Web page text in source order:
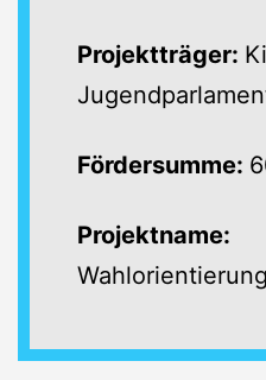
Projektträger:
Fördersumme:
Projektname: